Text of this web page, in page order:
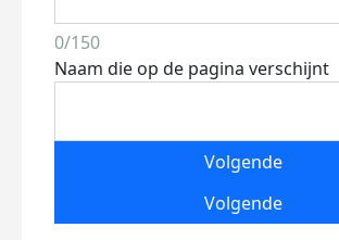
0/150
Naam die op de pagina verschijnt
Volgende
Volgende